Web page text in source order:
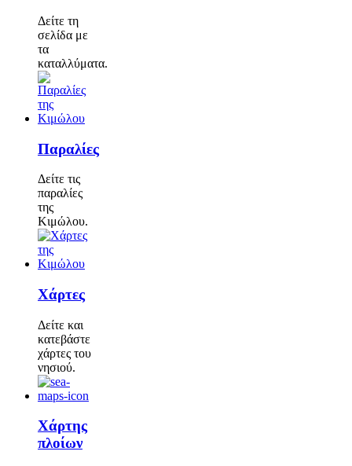
Δείτε τη
σελίδα με
τα
καταλλύματα.
Παραλίες
Δείτε τις
παραλίες
της
Κιμώλου.
Χάρτες
Δείτε και
κατεβάστε
χάρτες του
νησιού.
Χάρτης
πλοίων